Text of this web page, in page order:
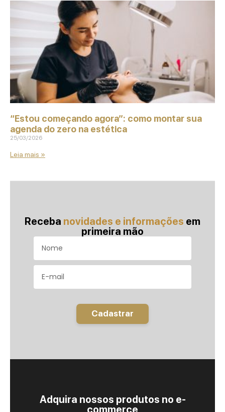
“Estou começando agora”: como montar sua
agenda do zero na estética
25/03/2026
Leia mais »
Receba novidades e informações em
primeira mão
Cadastrar
Adquira nossos produtos no e-
commerce